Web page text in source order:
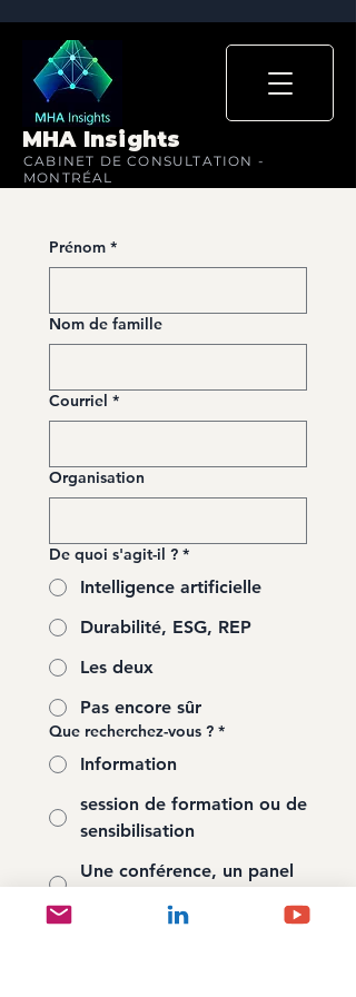
MHA Insights
CABINET DE CONSULTATION -
MONTRÉAL
Prénom *
Nom de famille
Courriel *
Organisation
De quoi s'agit-il ? *
Intelligence artificielle
Durabilité, ESG, REP
Les deux
Pas encore sûr
Que recherchez-vous ? *
Information
session de formation ou de
sensibilisation
Une conférence, un panel